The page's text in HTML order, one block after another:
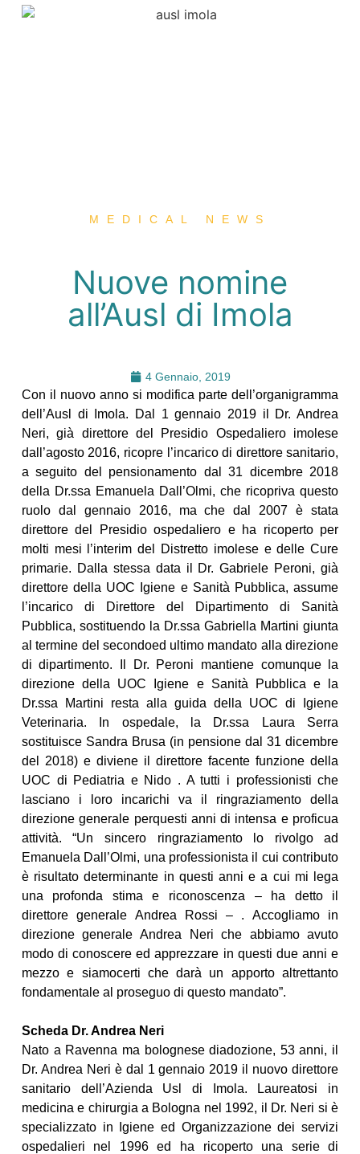
MEDICAL NEWS
Nuove nomine
all’Ausl di Imola
4 Gennaio, 2019
Con il nuovo anno si modifica parte dell’organigramma
dell’Ausl di Imola. Dal 1 gennaio 2019 il Dr. Andrea
Neri, già direttore del Presidio Ospedaliero imolese
dall’agosto 2016, ricopre l’incarico di direttore sanitario,
a seguito del pensionamento dal 31 dicembre 2018
della Dr.ssa Emanuela Dall’Olmi, che ricopriva questo
ruolo dal gennaio 2016, ma che dal 2007 è stata
direttore del Presidio ospedaliero e ha ricoperto per
molti mesi l’interim del Distretto imolese e delle Cure
primarie. Dalla stessa data il Dr. Gabriele Peroni, già
direttore della UOC Igiene e Sanità Pubblica, assume
l’incarico di Direttore del Dipartimento di Sanità
Pubblica, sostituendo la Dr.ssa Gabriella Martini giunta
al termine del secondoed ultimo mandato alla direzione
di dipartimento. Il Dr. Peroni mantiene comunque la
direzione della UOC Igiene e Sanità Pubblica e la
Dr.ssa Martini resta alla guida della UOC di Igiene
Veterinaria. In ospedale, la Dr.ssa Laura Serra
sostituisce Sandra Brusa (in pensione dal 31 dicembre
del 2018) e diviene il direttore facente funzione della
UOC di Pediatria e Nido . A tutti i professionisti che
lasciano i loro incarichi va il ringraziamento della
direzione generale perquesti anni di intensa e proficua
attività. “Un sincero ringraziamento lo rivolgo ad
Emanuela Dall’Olmi, una professionista il cui contributo
è risultato determinante in questi anni e a cui mi lega
una profonda stima e riconoscenza – ha detto il
direttore generale Andrea Rossi – . Accogliamo in
direzione generale Andrea Neri che abbiamo avuto
modo di conoscere ed apprezzare in questi due anni e
mezzo e siamocerti che darà un apporto altrettanto
fondamentale al proseguo di questo mandato”.
Scheda Dr. Andrea Neri
Nato a Ravenna ma bolognese diadozione, 53 anni, il
Dr. Andrea Neri è dal 1 gennaio 2019 il nuovo direttore
sanitario dell’Azienda Usl di Imola. Laureatosi in
medicina e chirurgia a Bologna nel 1992, il Dr. Neri si è
specializzato in Igiene ed Organizzazione dei servizi
ospedalieri nel 1996 ed ha ricoperto una serie di